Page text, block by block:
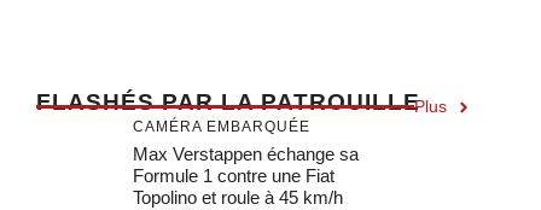
FLASHÉS PAR LA PATROUILLEPlus
CAMÉRA EMBARQUÉE
Max Verstappen échange sa
Formule 1 contre une Fiat
Topolino et roule à 45 km/h